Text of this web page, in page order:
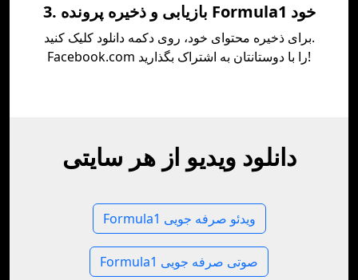
3. بازیابی و ذخیره پرونده Formula1 خود
برای ذخیره محتوای خود، روی دکمه دانلود کلیک کنید.
Facebook.com را با دوستانتان به اشتراک بگذارید!
دانلود ویدیو از هر سایتی
Formula1 ویدئو صرفه جویی
Formula1 صوتی صرفه جویی